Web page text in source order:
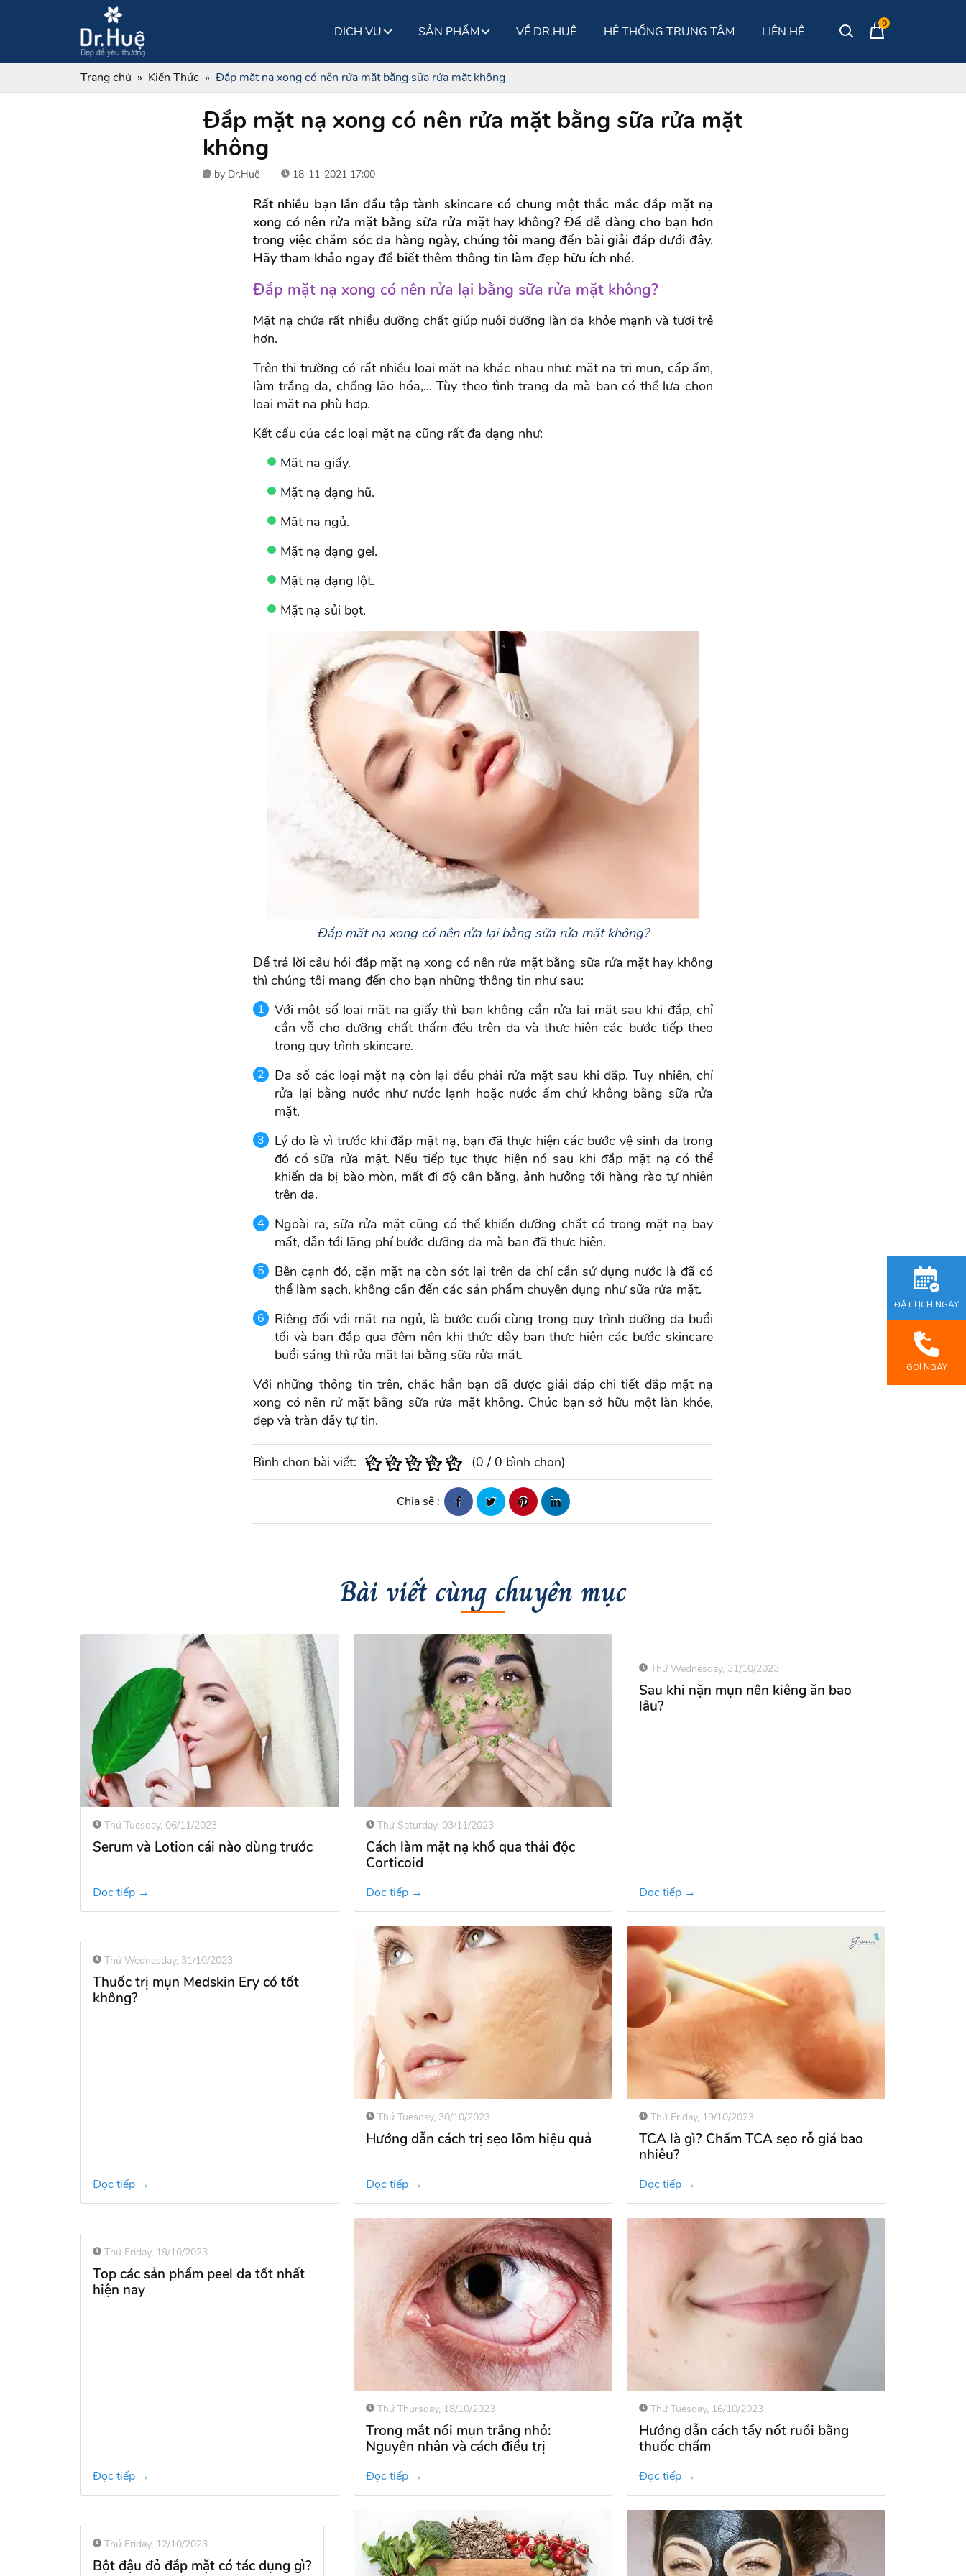
DỊCH VỤ SẢN PHẨM VỀ DR.HUỆ HỆ THỐNG TRUNG TÂM LIÊN HỆ
0
Trang chủ Kiến Thức Đắp mặt nạ xong có nên rửa mặt bằng sữa rửa mặt không
Đắp mặt nạ xong có nên rửa mặt bằng sữa rửa mặt
không
by Dr.Huệ 18-11-2021 17:00
Rất nhiều bạn lần đầu tập tành skincare có chung một thắc mắc đắp mặt nạ
xong có nên rửa mặt bằng sữa rửa mặt hay không? Để dễ dàng cho bạn hơn
trong việc chăm sóc da hàng ngày, chúng tôi mang đến bài giải đáp dưới đây.
Hãy tham khảo ngay để biết thêm thông tin làm đẹp hữu ích nhé.
Đắp mặt nạ xong có nên rửa lại bằng sữa rửa mặt không?
Mặt nạ chứa rất nhiều dưỡng chất giúp nuôi dưỡng làn da khỏe mạnh và tươi trẻ
hơn.
Trên thị trường có rất nhiều loại mặt nạ khác nhau như: mặt nạ trị mụn, cấp ẩm,
làm trắng da, chống lão hóa,... Tùy theo tình trạng da mà bạn có thể lựa chọn
loại mặt nạ phù hợp.
Kết cấu của các loại mặt nạ cũng rất đa dạng như:
Mặt nạ giấy.
Mặt nạ dạng hũ.
Mặt nạ ngủ.
Mặt nạ dạng gel.
Mặt nạ dạng lột.
Mặt nạ sủi bọt.
Đắp mặt nạ xong có nên rửa lại bằng sữa rửa mặt không?
Để trả lời câu hỏi đắp mặt nạ xong có nên rửa mặt bằng sữa rửa mặt hay không
thì chúng tôi mang đến cho bạn những thông tin như sau:
Với một số loại mặt nạ giấy thì bạn không cần rửa lại mặt sau khi đắp, chỉ
cần vỗ cho dưỡng chất thấm đều trên da và thực hiện các bước tiếp theo
trong quy trình skincare.
Đa số các loại mặt nạ còn lại đều phải rửa mặt sau khi đắp. Tuy nhiên, chỉ
rửa lại bằng nước như nước lạnh hoặc nước ấm chứ không bằng sữa rửa
mặt.
Lý do là vì trước khi đắp mặt nạ, bạn đã thực hiện các bước vệ sinh da trong
đó có sữa rửa mặt. Nếu tiếp tục thực hiện nó sau khi đắp mặt nạ có thể
khiến da bị bào mòn, mất đi độ cân bằng, ảnh hưởng tới hàng rào tự nhiên
trên da.
Ngoài ra, sữa rửa mặt cũng có thể khiến dưỡng chất có trong mặt nạ bay
mất, dẫn tới lãng phí bước dưỡng da mà bạn đã thực hiện.
Bên cạnh đó, cặn mặt nạ còn sót lại trên da chỉ cần sử dụng nước là đã có
thể làm sạch, không cần đến các sản phẩm chuyên dụng như sữa rửa mặt.
Riêng đối với mặt nạ ngủ, là bước cuối cùng trong quy trình dưỡng da buổi
tối và bạn đắp qua đêm nên khi thức dậy bạn thực hiện các bước skincare
buổi sáng thì rửa mặt lại bằng sữa rửa mặt.
Với những thông tin trên, chắc hẳn bạn đã được giải đáp chi tiết đắp mặt nạ
xong có nên rử mặt bằng sữa rửa mặt không. Chúc bạn sở hữu một làn khỏe,
đẹp và tràn đầy tự tin.
Bình chọn bài viết: (0 / 0 bình chọn)
Chia sẽ :
Bài viết cùng chuyên mục
Thứ Tuesday, 06/11/2023
Serum và Lotion cái nào dùng trước
Đọc tiếp →
Thứ Saturday, 03/11/2023
Cách làm mặt nạ khổ qua thải độc
Corticoid
Đọc tiếp → Đọc tiếp →
Thứ Wednesday, 31/10/2023
Thuốc trị mụn Medskin Ery có tốt
không?
Đọc tiếp →
Thứ Tuesday, 30/10/2023
Hướng dẫn cách trị sẹo lõm hiệu quả
Đọc tiếp →
Thứ Friday, 19/10/2023
TCA là gì? Chấm TCA sẹo rỗ giá bao
nhiêu?
Đọc tiếp →
Đọc tiếp →
Thứ Thursday, 18/10/2023
Trong mắt nổi mụn trắng nhỏ:
Nguyên nhân và cách điều trị
Đọc tiếp →
Thứ Tuesday, 16/10/2023
Hướng dẫn cách tẩy nốt ruồi bằng
thuốc chấm
Đọc tiếp →
ĐẶT LỊCH NGAY
GỌI NGAY